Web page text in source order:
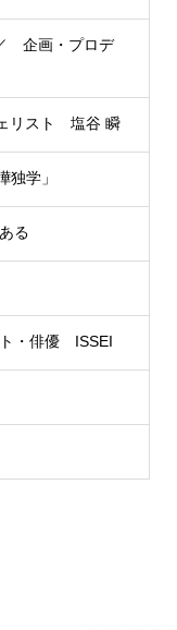
企画・プロデ
リスト 塩谷 瞬
学」
る
・俳優 ISSEI